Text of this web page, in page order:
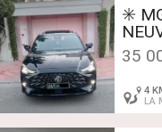
✳️
35
4
LA